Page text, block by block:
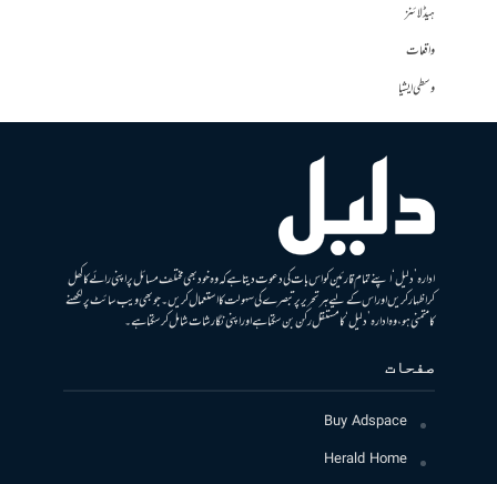
ہیڈلائنز
واقعات
وسطی ایشیا
ادارہ ’دلیل‘ اپنے تمام قارئین کو اس بات کی دعوت دیتا ہے کہ وہ خود بھی مختلف مسائل پر اپنی رائے کا کھل
کر اظہار کریں اور اس کے لیے ہر تحریر پر تبصرے کی سہولت کا استعمال کریں۔ جو بھی ویب سائٹ پر لکھنے
کا متمنی ہو، وہ ادارہ ’دلیل‘ کا مستقل رکن بن سکتا ہے اور اپنی نگارشات شامل کرسکتا ہے۔
صفحات
Buy Adspace
Herald Home